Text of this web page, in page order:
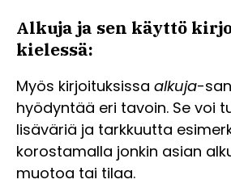
Alkuja ja sen käyttö
kielessä:
Myös kirjoituksissa alkuja-
hyödyntää eri tavoin. Se voi
lisäväriä ja tarkkuutta
korostamalla jonkin asian
muotoa tai tilaa.